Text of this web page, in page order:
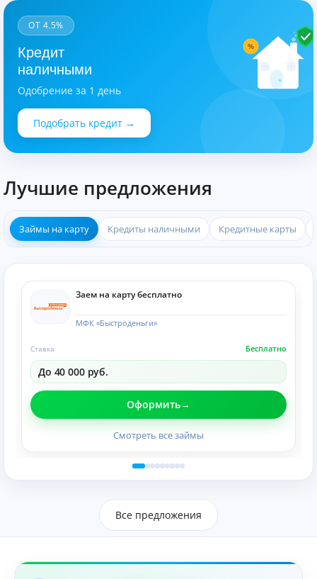
%
ОТ 4.5%
Кредит
наличными
Одобрение за 1 день
Подобрать кредит →
Лучшие предложения
Займы на карту Кредиты наличными Кредитные карты
Заем на карту бесплатно
МФК «Быстроденьги»
Бесплатно
Ставка
До 40 000 руб.
Оформить
Смотреть все займы
Все предложения